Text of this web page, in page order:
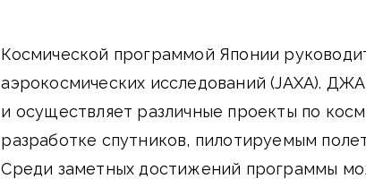
Космической программой Японии
аэрокосмических исследований (JAXA).
и осуществляет различные проекты по
разработке спутников, пилотируемым
Среди заметных достижений программы